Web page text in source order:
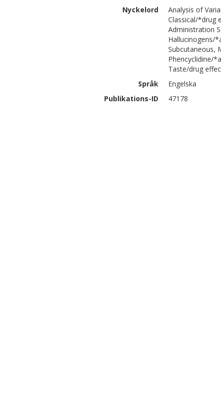
Nyckelord
Analysis of
Classical/*drug
Administration
Hallucinogens/
Subcutaneous,
Phencyclidine/
Taste/drug
Språk
Engelska
Publikations-ID
47178